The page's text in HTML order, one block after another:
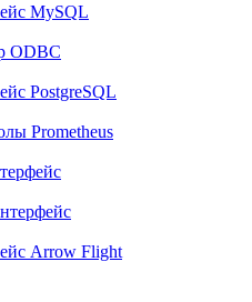
MySQL
ODBC
PostgreSQL
Prometheus
Arrow Flight